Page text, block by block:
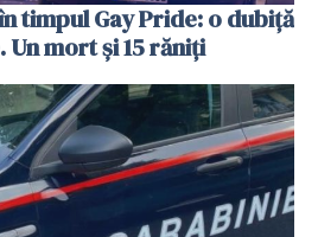
timpul Gay Pride: o dubiță
mort și 15 răniți